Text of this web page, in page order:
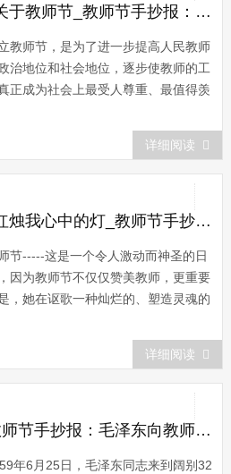
行思... 关于教师节的手抄报关于教师节_教师节手抄报：教师节重要意义
教师节，是为了进一步提高人民教师
治地位和社会地位，逐步使教师的工
正成为社会上最受人尊重、最值得羡
、尊重人才的社会风气;有利于全社会
心教育事业，有利于提高整个中华民族
学文化素质。建立教师节，标志着教
受到全社会的尊敬。这是因为教师的工
很大程...
详细阅读
教师节手抄报不灭的红烛我心中的灯_教师节手抄报：不灭的红烛，我心中的灯
节-----这是一个令人激动而神圣的日
因为教师节不仅仅赞美教师，更重要
，她在讴歌一种灿烂的、塑造灵魂的
个名字却显得格外的厚重。师者，传
、授业、解惑。教师，多么神圣的字
这个名字赋予我们的实在太多太
详细阅读
[教师节手抄报文字]教师节手抄报：毛泽东向教师敬酒
年6月25日，毛泽东同志来到阔别32